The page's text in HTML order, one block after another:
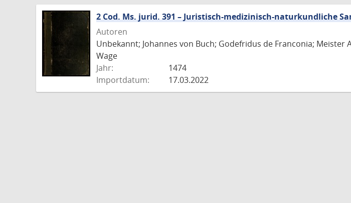
2 Cod. Ms. jurid. 391 – Juristisch-medizinisch-naturkundliche
Autoren
Unbekannt; Johannes von Buch; Godefridus de Franconia;
Wage
Jahr:
1474
Importdatum:
17.03.2022